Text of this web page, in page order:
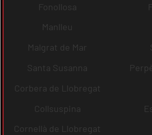
Fonollosa
Manlleu
Malgrat de Mar
Santa Susanna
Corbera de Llobregat
Collsuspina
Cornellà de Llobregat